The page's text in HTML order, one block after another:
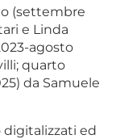
(settembre
e Linda
agosto
quarto
da Samuele
digitalizzati ed